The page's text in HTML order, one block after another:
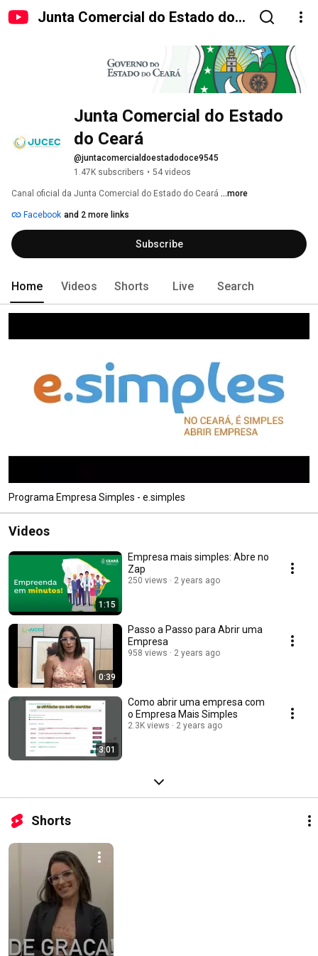
Junta Comercial do Estado do
Junta Comercial do Estado
do Ceará
@juntacomercialdoestadodoce9545
1.47K subscribers • 54 videos
Canal oficial da Junta Comercial do Estado do Ceará ...more
Facebook and 2 more links
Subscribe
Home Videos Shorts Live Search
Programa Empresa Simples - e.simples
Videos
1:15
Empresa mais simples: Abre no
Zap
250 views 2 years ago
0:39
Passo a Passo para Abrir uma
Empresa
958 views 2 years ago
3:01
Como abrir uma empresa com
o Empresa Mais Simples
2.3K views 2 years ago
Shorts